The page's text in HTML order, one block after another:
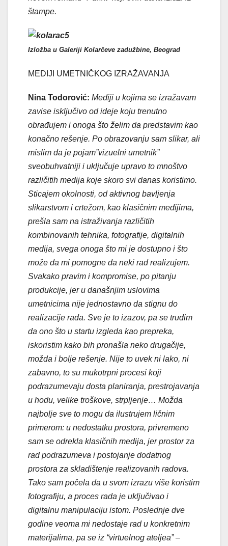
štampe.
Izložba u Galeriji Kolarčeve zadužbine, Beograd
MEDIJI UMETNIČKOG IZRAŽAVANJA
Nina Todorović: Mediji u kojima se izražavam
zavise isključivo od ideje koju trenutno
obrađujem i onoga što želim da predstavim kao
konačno rešenje. Po obrazovanju sam slikar, ali
mislim da je pojam”vizuelni umetnik”
sveobuhvatniji i uključuje upravo to mnoštvo
različitih medija koje skoro svi danas koristimo.
Sticajem okolnosti, od aktivnog bavljenja
slikarstvom i crtežom, kao klasičnim medijima,
prešla sam na istraživanja različitih
kombinovanih tehnika, fotografije, digitalnih
medija, svega onoga što mi je dostupno i što
može da mi pomogne da neki rad realizujem.
Svakako pravim i kompromise, po pitanju
produkcije, jer u današnjim uslovima
umetnicima nije jednostavno da stignu do
realizacije rada. Sve je to izazov, pa se trudim
da ono što u startu izgleda kao prepreka,
iskoristim kako bih pronašla neko drugačije,
možda i bolje rešenje. Nije to uvek ni lako, ni
zabavno, to su mukotrpni procesi koji
podrazumevaju dosta planiranja, prestrojavanja
u hodu, velike troškove, strpljenje… Možda
najbolje sve to mogu da ilustrujem ličnim
primerom: u nedostatku prostora, privremeno
sam se odrekla klasičnih medija, jer prostor za
rad podrazumeva i postojanje dodatnog
prostora za skladištenje realizovanih radova.
Tako sam počela da u svom izrazu više koristim
fotografiju, a proces rada je uključivao i
digitalnu manipulaciju istom. Poslednje dve
godine veoma mi nedostaje rad u konkretnim
materijalima, pa se iz “virtuelnog ateljea” –